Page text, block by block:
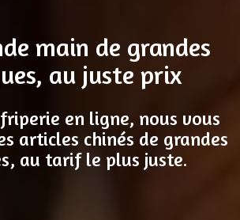
main de grandes
au juste prix
en ligne, nous vous
articles chinés de grandes
au tarif le plus juste.